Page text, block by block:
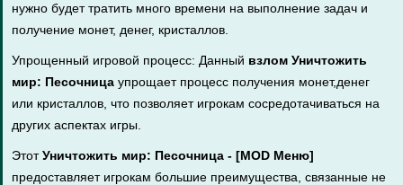
нужно будет тратить много времени на выполнение задач и
получение монет, денег, кристаллов.
Упрощенный игровой процесс: Данный взлом Уничтожить
мир: Песочница упрощает процесс получения монет,денег
или кристаллов, что позволяет игрокам сосредотачиваться на
других аспектах игры.
ЭтотУничтожить мир: Песочница - [MOD Меню]
предоставляет игрокам большие преимущества, связанные не